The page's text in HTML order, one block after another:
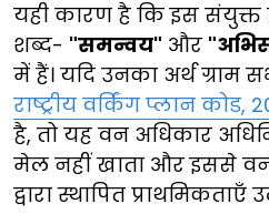
यही कारण है कि इस संयुक्त
शब्द- "समन्वय" और
में हैं। यदि उनका अर्थ ग्राम
राष्ट्रीय वर्किंग प्लान कोड,
है, तो यह वन अधिकार
मेल नहीं खाता और इससे
द्वारा स्थापित